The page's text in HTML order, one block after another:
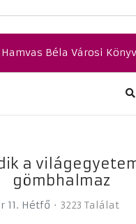
Hamvas Béla Városi
a
gömbhalmaz
11. Hétfő 3223 Találat